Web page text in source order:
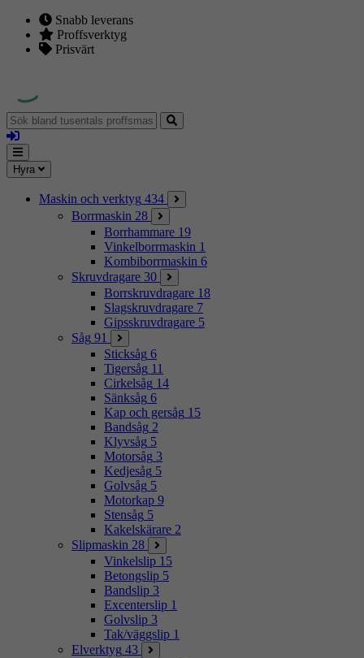
Snabb leverans
Proffsverktyg
Prisvärt
Sök
bland
tusentals
proffsmaskiner
Logga
in
Mina
sidor
Meny
Hyra
Maskin och verktyg 434
Borrmaskin 28
Borrhammare 19
Vinkelborrmaskin 1
Kombiborrmaskin 6
Skruvdragare 30
Borrskruvdragare 18
Slagskruvdragare 7
Gipsskruvdragare 5
Såg 91
Sticksåg 6
Tigersåg 11
Cirkelsåg 14
Sänksåg 6
Kap och gersåg 15
Bandsåg 2
Klyvsåg 5
Motorsåg 3
Kedjesåg 5
Golvsåg 5
Motorkap 9
Stensåg 5
Kakelskärare 2
Slipmaskin 28
Vinkelslip 15
Betongslip 5
Bandslip 3
Excenterslip 1
Golvslip 3
Tak/väggslip 1
Elverktyg 43